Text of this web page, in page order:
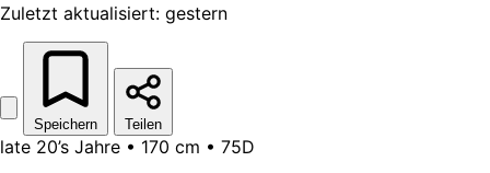
Zuletzt aktualisiert: gestern
Speichern Teilen
late 20’s Jahre • 170 cm • 75D